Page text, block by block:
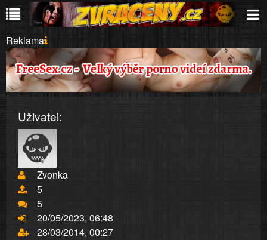
Reklama
Uživatel:
Zvonka
5
5
20/05/2023, 06:48
28/03/2014, 00:27